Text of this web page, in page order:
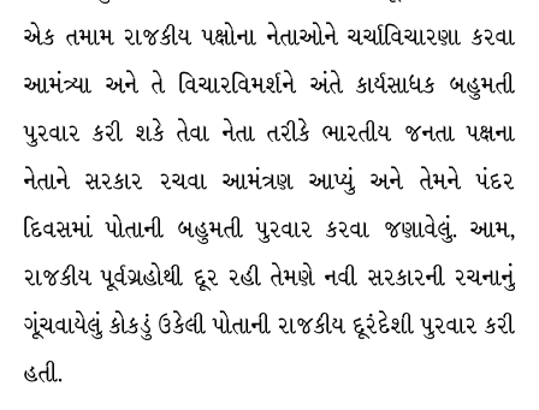
એક તમામ રાજકીય પક્ષોના નેતાઓને ચર્ચાવિચારણા કરવા
આમંત્ર્યા અને તે વિચારવિમર્શને અંતે કાર્યસાધક બહુમતી
પુરવાર કરી શકે તેવા નેતા તરીકે ભારતીય જનતા પક્ષના
નેતાને સરકાર રચવા આમંત્રણ આપ્યું અને તેમને પંદર
દિવસમાં પોતાની બહુમતી પુરવાર કરવા જણાવેલું. આમ,
રાજકીય પૂર્વગ્રહોથી દૂર રહી તેમણે નવી સરકારની રચનાનું
ગૂંચવાયેલું કોકડું ઉકેલી પોતાની રાજકીય દૂરંદેશી પુરવાર કરી
હતી.